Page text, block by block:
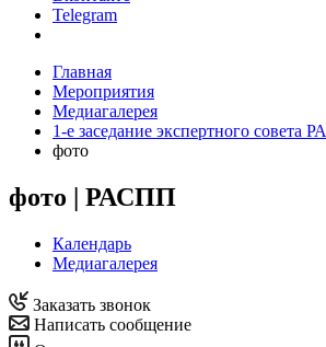
Telegram
Главная
Мероприятия
Медиагалерея
1-е заседание экспертного совета
фото
фото | РАСПП
Календарь
Медиагалерея
Заказать звонок
Написать сообщение